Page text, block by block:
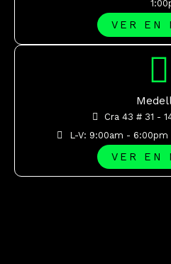
VER EN
Cra 43 # 31 -
L-V: 9:00am -
VER EN